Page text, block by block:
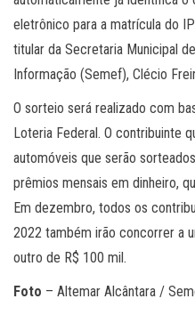
eletrônico para a matrícula do
titular da Secretaria Municipal
Informação (Semef), Clécio
O sorteio será realizado com
Loteria Federal. O contribuinte
automóveis que serão
prêmios mensais em dinheiro,
Em dezembro, todos os
2022 também irão concorrer a
outro de R$ 100 mil.
Foto – Altemar Alcântara /